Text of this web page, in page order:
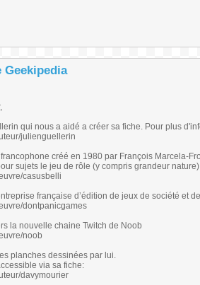
Geekipedia
qui nous a aidé a créer sa fiche. Pour plus
julienguellerin
créé en 1980 par François Marcela-
sujets le jeu de rôle (y compris grandeur
casusbelli
française d’édition de jeux de société et
dontpanicgames
la nouvelle chaine Twitch de Noob
noob
planches dessinées par lui.
via sa fiche:
davymourier